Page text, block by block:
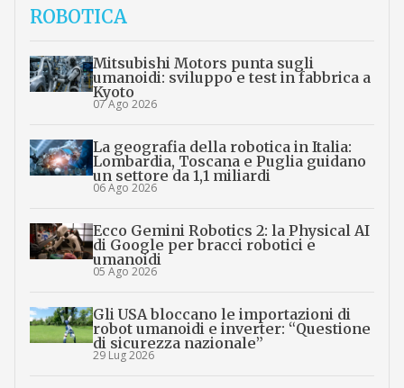
ROBOTICA
Mitsubishi Motors punta sugli
umanoidi: sviluppo e test in fabbrica a
Kyoto
07 Ago 2026
La geografia della robotica in Italia:
Lombardia, Toscana e Puglia guidano
un settore da 1,1 miliardi
06 Ago 2026
Ecco Gemini Robotics 2: la Physical AI
di Google per bracci robotici e
umanoidi
05 Ago 2026
Gli USA bloccano le importazioni di
robot umanoidi e inverter: “Questione
di sicurezza nazionale”
29 Lug 2026